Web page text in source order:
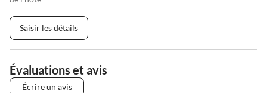
Saisir les détails
Évaluations et avis
Écrire un avis